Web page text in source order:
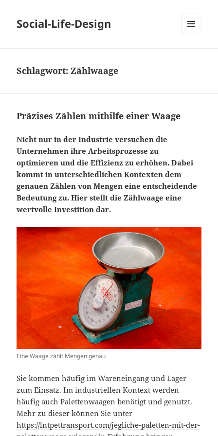
Social-Life-Design
Schlagwort:Zählwaage
Präzises Zählen mithilfe einer Waage
Nicht nur in der Industrie versuchen die
Unternehmen ihre Arbeitsprozesse zu
optimieren und die Effizienz zu erhöhen. Dabei
kommt in unterschiedlichen Kontexten dem
genauen Zählen von Mengen eine entscheidende
Bedeutung zu. Hier stellt die Zählwaage eine
wertvolle Investition dar.
Eine Waage zählt Mengen genau
Sie kommen häufig im Wareneingang und Lager
zum Einsatz. Im industriellen Kontext werden
häufig auch Palettenwaagen benötigt und genutzt.
Mehr zu dieser können Sie unter
https://lntpettransport.com/jegliche-paletten-mit-der-